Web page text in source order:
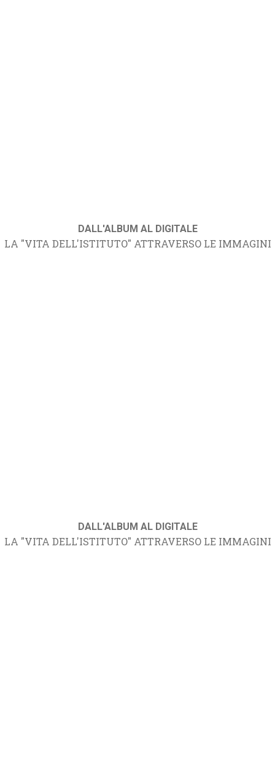
DALL'ALBUM AL DIGITALE
LA "VITA DELL'ISTITUTO" ATTRAVERSO LE IMMAGINI
DALL'ALBUM AL DIGITALE
LA "VITA DELL'ISTITUTO" ATTRAVERSO LE IMMAGINI